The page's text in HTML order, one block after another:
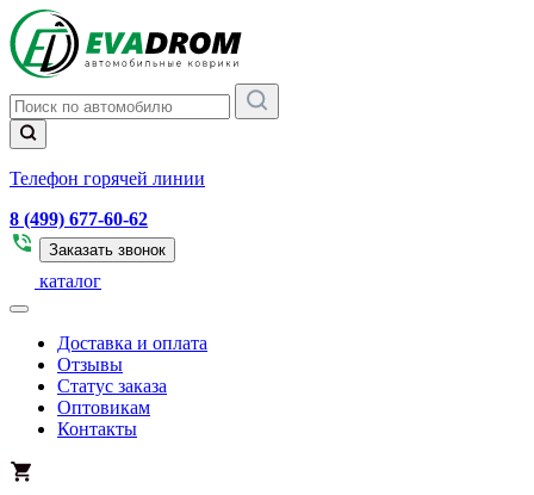
Телефон горячей линии
8 (499) 677-60-62
Заказать звонок
каталог
Доставка и оплата
Отзывы
Статус заказа
Оптовикам
Контакты